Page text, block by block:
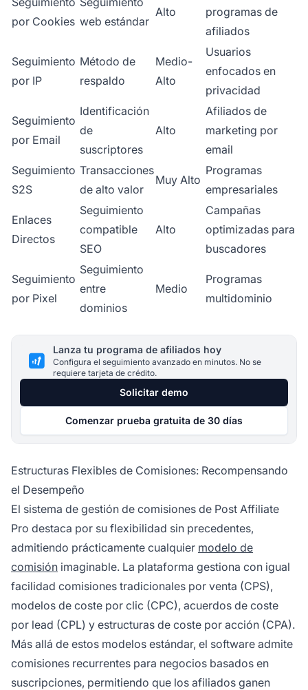
por Cookies web estándar
Alto
programas de
afiliados
Seguimiento
por IP
Método de
respaldo
Medio-
Alto
Usuarios
enfocados en
privacidad
Seguimiento
por Email
Identificación
de
suscriptores
Alto
Afiliados de
marketing por
email
Seguimiento
S2S
Transacciones
de alto valor
Muy Alto
Programas
empresariales
Enlaces
Directos
Seguimiento
compatible
SEO
Alto
Campañas
optimizadas para
buscadores
Seguimiento
por Pixel
Seguimiento
entre
dominios
Medio
Programas
multidominio
Lanza tu programa de afiliados hoy
Configura el seguimiento avanzado en minutos. No se
requiere tarjeta de crédito.
Solicitar demo
Comenzar prueba gratuita de 30 días
Estructuras Flexibles de Comisiones: Recompensando
el Desempeño
El sistema de gestión de comisiones de Post Affiliate
Pro destaca por su flexibilidad sin precedentes,
admitiendo prácticamente cualquier modelo de
comisión imaginable. La plataforma gestiona con igual
facilidad comisiones tradicionales por venta (CPS),
modelos de coste por clic (CPC), acuerdos de coste
por lead (CPL) y estructuras de coste por acción (CPA).
Más allá de estos modelos estándar, el software admite
comisiones recurrentes para negocios basados en
suscripciones, permitiendo que los afiliados ganen